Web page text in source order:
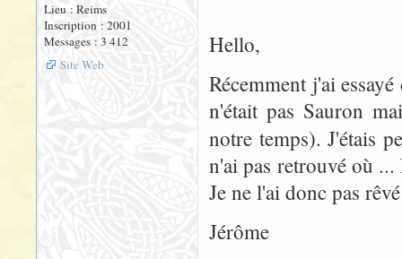
Lieu : Reims
Inscription : 2001
Messages : 3 412
Site Web
Hello,
Récemment j'ai
n'était pas Sauron
notre temps). J'étais
n'ai pas retrouvé où
Je ne l'ai donc pas
Jérôme